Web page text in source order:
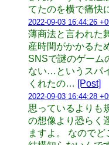
てたのを横で痛快
2022-09-03 16:44:26
薄商法と言われた
産時間がかかるた
SNSで謎のゲーム
ない…というスパ
くれたの… [Post]
2022-09-03 16:44:28
思っているよりも
の想像より恐らく
ますよ。 なので